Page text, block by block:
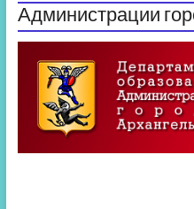
Администрации